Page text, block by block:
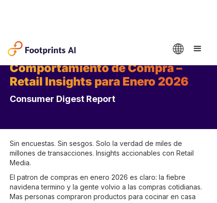
Comportamiento de Compra –
Retail Insights para Enero 2026
Consumer Digest Report
Sin encuestas. Sin sesgos. Solo la verdad de miles de
millones de transacciones. Insights accionables con Retail
Media.
El patron de compras en enero 2026 es claro: la fiebre
navidena termino y la gente volvio a las compras cotidianas.
Mas personas compraron productos para cocinar en casa